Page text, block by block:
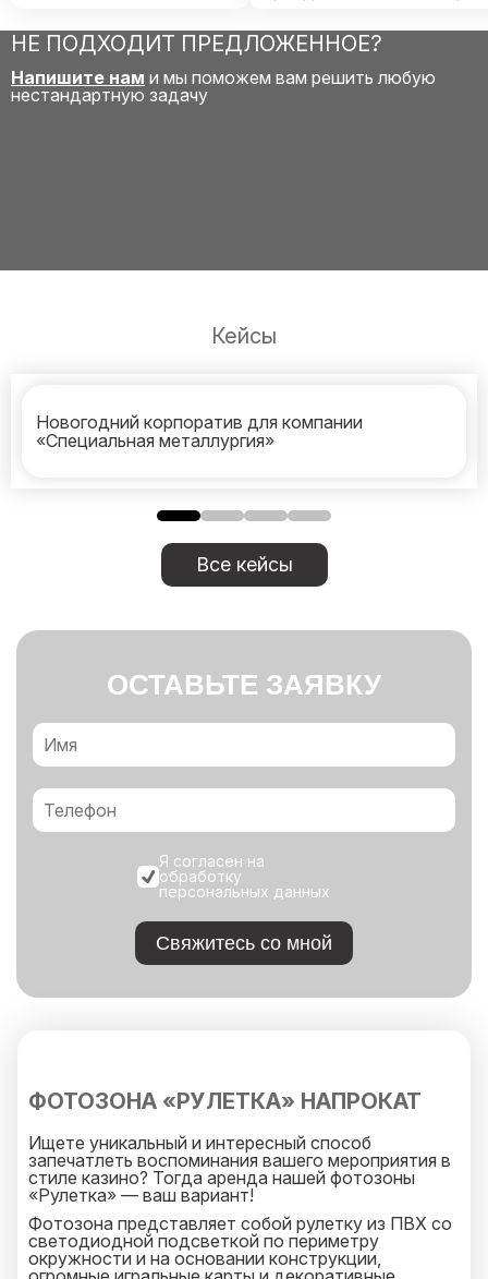
НЕ ПОДХОДИТ ПРЕДЛОЖЕННОЕ?
Напишите нам и мы поможем вам решить любую
нестандартную задачу
Кейсы
Новогодний корпоратив для компании
«Специальная металлургия»
Все кейсы
ОСТАВЬТЕ ЗАЯВКУ
Я согласен на
обработку
персональных данных
Свяжитесь со мной
ФОТОЗОНА «РУЛЕТКА» НАПРОКАТ
Ищете уникальный и интересный способ
запечатлеть воспоминания вашего мероприятия в
стиле казино? Тогда аренда нашей фотозоны
«Рулетка» — ваш вариант!
Фотозона представляет собой рулетку из ПВХ со
светодиодной подсветкой по периметру
окружности и на основании конструкции,